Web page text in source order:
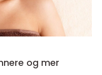
og mer